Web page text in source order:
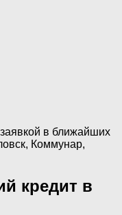
в ближайших
Коммунар,
кредит в